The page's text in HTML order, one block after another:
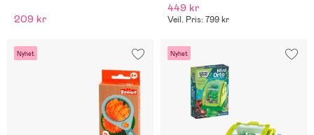
209 kr
449 kr
Veil. Pris: 799 kr
Nyhet Nyhet